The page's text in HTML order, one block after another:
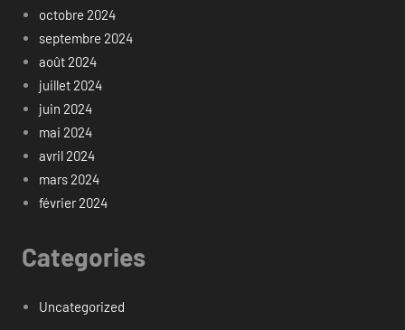
octobre 2024
septembre 2024
août 2024
juillet 2024
juin 2024
mai 2024
avril 2024
mars 2024
février 2024
Categories
Uncategorized